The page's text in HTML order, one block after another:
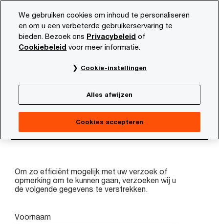
content
footer
PwC NL Onze organisatie Contact
Overige vraag
We gebruiken cookies om inhoud te personaliseren
en om u een verbeterde gebruikerservaring te
bieden. Bezoek ons Privacybeleid of
Cookiebeleid voor meer informatie.
Cookie-instellingen
Alles afwijzen
Cookies accepteren